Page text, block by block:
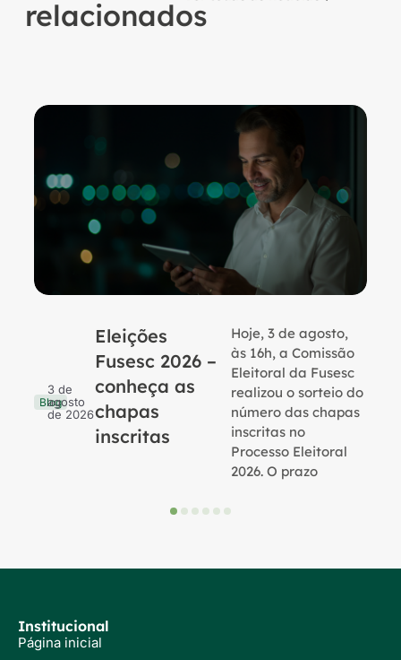
relacionados
Blog
3 de
agosto
de 2026
Eleições
Fusesc 2026 –
conheça as
chapas
inscritas
Hoje, 3 de agosto,
às 16h, a Comissão
Eleitoral da Fusesc
realizou o sorteio do
número das chapas
inscritas no
Processo Eleitoral
2026. O prazo
Institucional
Página inicial